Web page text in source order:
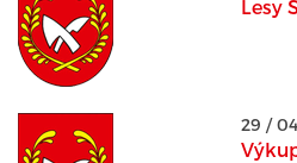
Lesy
29 /